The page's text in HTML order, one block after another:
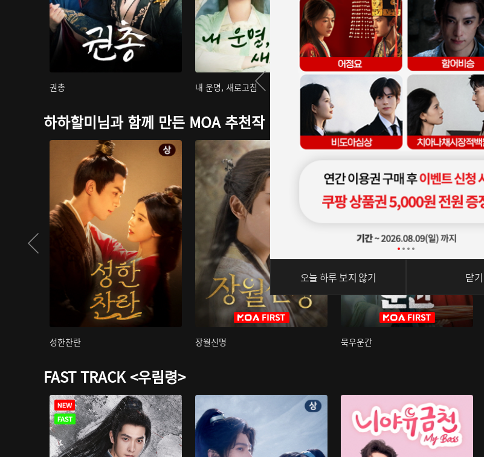
권총 내 운명, 새로고침
하하할미님과 함께 만든 MOA 추천작
성한찬란 장월신명 묵우운간
FAST TRACK <우림령>
오늘 하루 보지 않기 닫기